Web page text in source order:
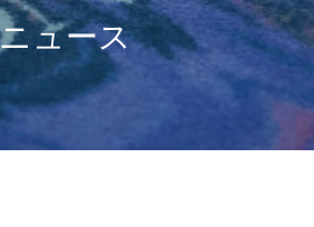
ュース